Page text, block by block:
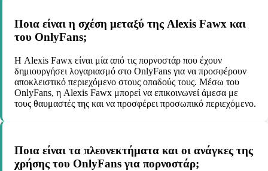
Ποια είναι η σχέση μεταξύ της Alexis Fawx και
του OnlyFans;
Η Alexis Fawx είναι μία από τις πορνοστάρ που έχουν
δημιουργήσει λογαριασμό στο OnlyFans για να προσφέρουν
αποκλειστικό περιεχόμενο στους οπαδούς τους. Μέσω του
OnlyFans, η Alexis Fawx μπορεί να επικοινωνεί άμεσα με
τους θαυμαστές της και να προσφέρει προσωπικό περιεχόμενο.
Ποια είναι τα πλεονεκτήματα και οι ανάγκες της
χρήσης του OnlyFans για πορνοστάρ;